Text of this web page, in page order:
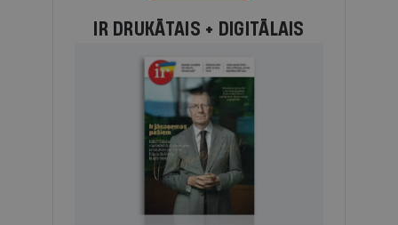
IR DRUKĀTAIS + DIGITĀLAIS